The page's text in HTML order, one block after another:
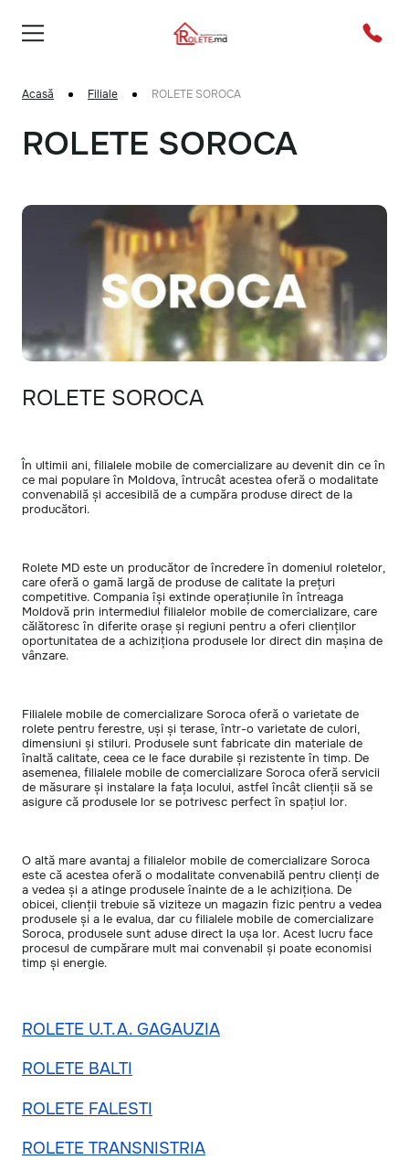
Acasă Filiale ROLETE SOROCA
ROLETE SOROCA
ROLETE SOROCA
În ultimii ani, filialele mobile de comercializare au devenit din ce în
ce mai populare în Moldova, întrucât acestea oferă o modalitate
convenabilă și accesibilă de a cumpăra produse direct de la
producători.
Rolete MD este un producător de încredere în domeniul roletelor,
care oferă o gamă largă de produse de calitate la prețuri
competitive. Compania își extinde operațiunile în întreaga
Moldovă prin intermediul filialelor mobile de comercializare, care
călătoresc în diferite orașe și regiuni pentru a oferi clienților
oportunitatea de a achiziționa produsele lor direct din mașina de
vânzare.
Filialele mobile de comercializare Soroca oferă o varietate de
rolete pentru ferestre, uși și terase, într-o varietate de culori,
dimensiuni și stiluri. Produsele sunt fabricate din materiale de
înaltă calitate, ceea ce le face durabile și rezistente în timp. De
asemenea, filialele mobile de comercializare Soroca oferă servicii
de măsurare și instalare la fața locului, astfel încât clienții să se
asigure că produsele lor se potrivesc perfect în spațiul lor.
O altă mare avantaj a filialelor mobile de comercializare Soroca
este că acestea oferă o modalitate convenabilă pentru clienți de
a vedea și a atinge produsele înainte de a le achiziționa. De
obicei, clienții trebuie să viziteze un magazin fizic pentru a vedea
produsele și a le evalua, dar cu filialele mobile de comercializare
Soroca, produsele sunt aduse direct la ușa lor. Acest lucru face
procesul de cumpărare mult mai convenabil și poate economisi
timp și energie.
ROLETE U.T.A. GAGAUZIA
ROLETE BALTI
ROLETE FALESTI
ROLETE TRANSNISTRIA